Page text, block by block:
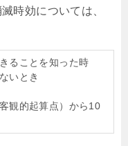
時効については、
ることを知った時
いとき
観的起算点）から10